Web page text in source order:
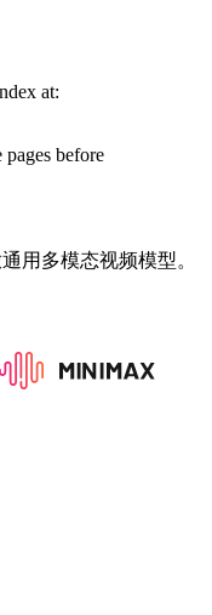
at:
before
用多模态视频模型。